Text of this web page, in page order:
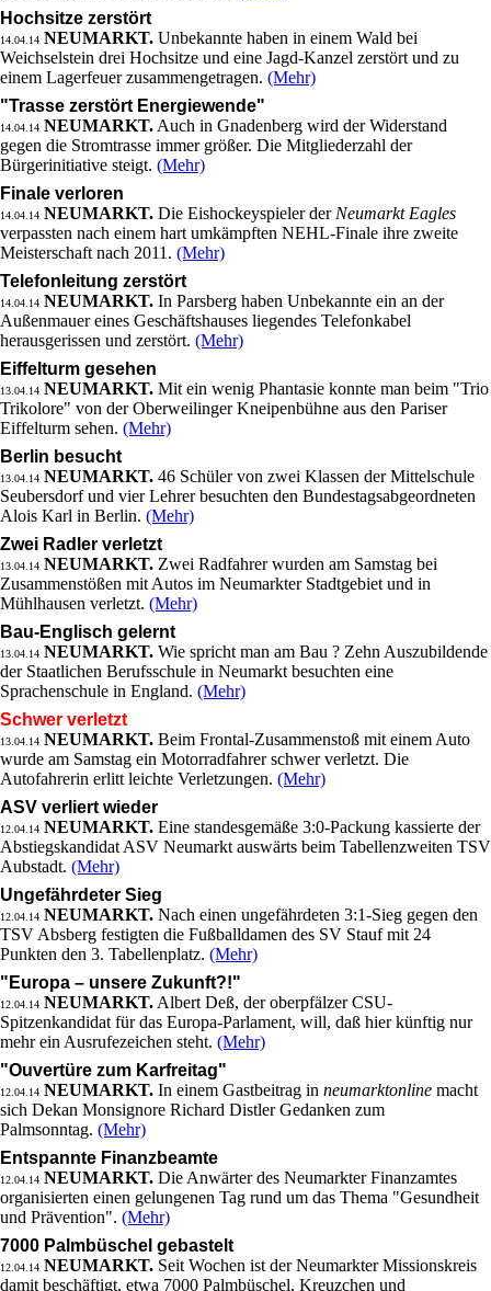
Hochsitze zerstört
14.04.14 NEUMARKT. Unbekannte haben in einem Wald bei
Weichselstein drei Hochsitze und eine Jagd-Kanzel zerstört und zu
einem Lagerfeuer zusammengetragen. (Mehr)
"Trasse zerstört Energiewende"
14.04.14 NEUMARKT. Auch in Gnadenberg wird der Widerstand
gegen die Stromtrasse immer größer. Die Mitgliederzahl der
Bürgerinitiative steigt. (Mehr)
Finale verloren
14.04.14 NEUMARKT. Die Eishockeyspieler der Neumarkt Eagles
verpassten nach einem hart umkämpften NEHL-Finale ihre zweite
Meisterschaft nach 2011. (Mehr)
Telefonleitung zerstört
14.04.14 NEUMARKT. In Parsberg haben Unbekannte ein an der
Außenmauer eines Geschäftshauses liegendes Telefonkabel
herausgerissen und zerstört. (Mehr)
Eiffelturm gesehen
13.04.14 NEUMARKT. Mit ein wenig Phantasie konnte man beim "Trio
Trikolore" von der Oberweilinger Kneipenbühne aus den Pariser
Eiffelturm sehen. (Mehr)
Berlin besucht
13.04.14 NEUMARKT. 46 Schüler von zwei Klassen der Mittelschule
Seubersdorf und vier Lehrer besuchten den Bundestagsabgeordneten
Alois Karl in Berlin. (Mehr)
Zwei Radler verletzt
13.04.14 NEUMARKT. Zwei Radfahrer wurden am Samstag bei
Zusammenstößen mit Autos im Neumarkter Stadtgebiet und in
Mühlhausen verletzt. (Mehr)
Bau-Englisch gelernt
13.04.14 NEUMARKT. Wie spricht man am Bau ? Zehn Auszubildende
der Staatlichen Berufsschule in Neumarkt besuchten eine
Sprachenschule in England. (Mehr)
Schwer verletzt
13.04.14 NEUMARKT. Beim Frontal-Zusammenstoß mit einem Auto
wurde am Samstag ein Motorradfahrer schwer verletzt. Die
Autofahrerin erlitt leichte Verletzungen. (Mehr)
ASV verliert wieder
12.04.14 NEUMARKT. Eine standesgemäße 3:0-Packung kassierte der
Abstiegskandidat ASV Neumarkt auswärts beim Tabellenzweiten TSV
Aubstadt. (Mehr)
Ungefährdeter Sieg
12.04.14 NEUMARKT. Nach einen ungefährdeten 3:1-Sieg gegen den
TSV Absberg festigten die Fußballdamen des SV Stauf mit 24
Punkten den 3. Tabellenplatz. (Mehr)
"Europa – unsere Zukunft?!"
12.04.14 NEUMARKT. Albert Deß, der oberpfälzer CSU-
Spitzenkandidat für das Europa-Parlament, will, daß hier künftig nur
mehr ein Ausrufezeichen steht. (Mehr)
"Ouvertüre zum Karfreitag"
12.04.14 NEUMARKT. In einem Gastbeitrag in neumarktonline macht
sich Dekan Monsignore Richard Distler Gedanken zum
Palmsonntag. (Mehr)
Entspannte Finanzbeamte
12.04.14 NEUMARKT. Die Anwärter des Neumarkter Finanzamtes
organisierten einen gelungenen Tag rund um das Thema "Gesundheit
und Prävention". (Mehr)
7000 Palmbüschel gebastelt
12.04.14 NEUMARKT. Seit Wochen ist der Neumarkter Missionskreis
damit beschäftigt, etwa 7000 Palmbüschel, Kreuzchen und